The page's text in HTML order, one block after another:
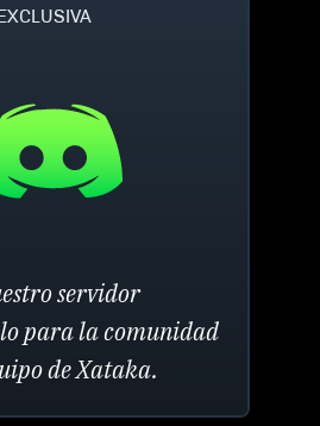
servidor
para la comunidad
de Xataka.